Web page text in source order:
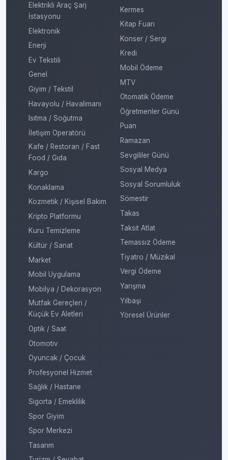
Elektrikli Araç Şarj
İstasyonu
Elektronik
Enerji
Ev Tekstili
Genel
Giyim / Tekstil
Havayolu / Havalimanı
Isıtma / Soğutma
İletişim Operatörü
Kafe / Restoran / Fast
Food / Gıda
Kargo
Konaklama
Kozmetik / Kişisel Bakım
Kripto Platformu
Kuru Temizleme
Kültür / Sanat
Market
Mobil Uygulama
Mobilya / Dekorasyon
Mutfak Gereçleri /
Küçük Ev Aletleri
Optik / Saat
Otomotiv
Oyuncak / Çocuk
Profesyonel Hizmet
Sağlık / Hastane
Sigorta / Emeklilik
Spor Giyim
Spor Merkezi
Tasarım
Kermes
Kitap Fuarı
Konser / Sergi
Kredi
Mobil Ödeme
MTV
Otomatik Ödeme
Öğretmenler Günü
Puan
Ramazan
Sevgililer Günü
Sosyal Medya
Sosyal Sorumluluk
Sömestir
Takas
Taksit Atlat
Temassız Ödeme
Tiyatro / Müzikal
Vergi Ödeme
Yarışma
Yılbaşı
Yöresel Ürünler